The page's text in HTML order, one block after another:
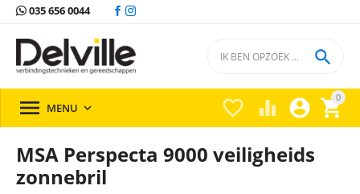
035 656 0044
0


 

 MENU 
MSA Perspecta 9000 veiligheids
zonnebril